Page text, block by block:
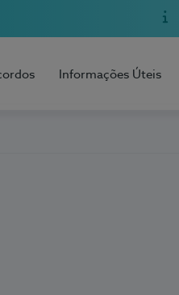
Informações Úteis